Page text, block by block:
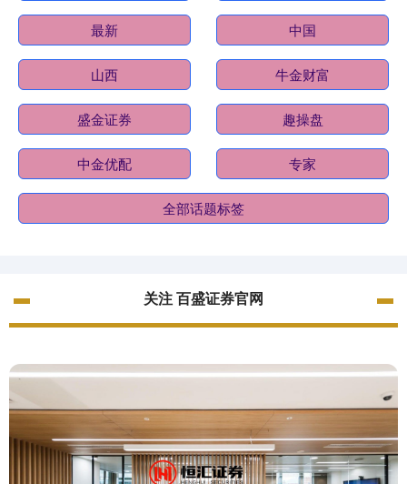
最新 中国
山西 牛金财富
盛金证券 趣操盘
中金优配 专家
全部话题标签
关注 百盛证券官网